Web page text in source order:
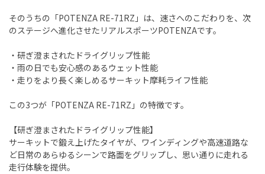
そのうちの「POTENZA RE-71RZ」は、速さへのこだわりを、次
のステージへ進化させたリアルスポーツPOTENZAです。
・研ぎ澄まされたドライグリップ性能
・雨の日でも安心感のあるウェット性能
・走りをより長く楽しめるサーキット摩耗ライフ性能
この3つが「POTENZA RE-71RZ」の特徴です。
【研ぎ澄まされたドライグリップ性能】
サーキットで鍛え上げたタイヤが、ワインディングや高速道路な
ど日常のあらゆるシーンで路面をグリップし、思い通りに走れる
走行体験を提供。